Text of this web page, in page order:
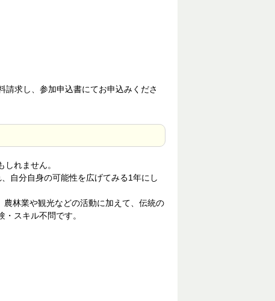
請求し、参加申込書にてお申込みくださ
れません。
自分自身の可能性を広げてみる1年にし
農林業や観光などの活動に加えて、伝統の
スキル不問です。